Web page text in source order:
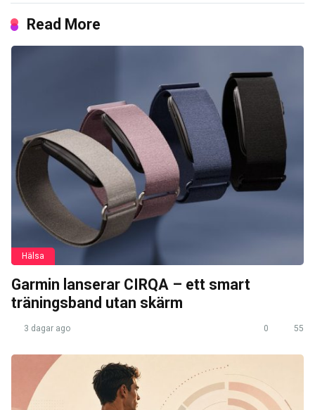
Read More
Hälsa
Garmin lanserar CIRQA – ett smart
träningsband utan skärm
3 dagar ago 0 55